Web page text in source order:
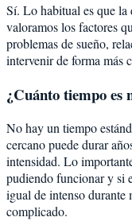
Sí. Lo habitual es que la
valoramos los factores
problemas de sueño,
intervenir de forma más
¿Cuánto tiempo es
No hay un tiempo
cercano puede durar
intensidad. Lo
pudiendo funcionar y si
igual de intenso durante
complicado.